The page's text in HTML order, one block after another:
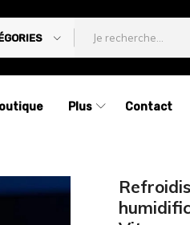
Plus Contact